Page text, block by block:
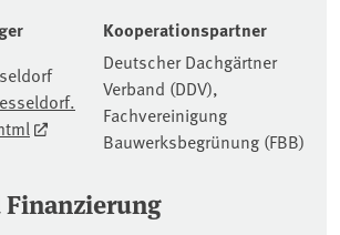
Kooperationspartner
Deutscher Dachgärtner
Verband (DDV),
Fachvereinigung
Bauwerksbegrünung (FBB)
Finanzierung